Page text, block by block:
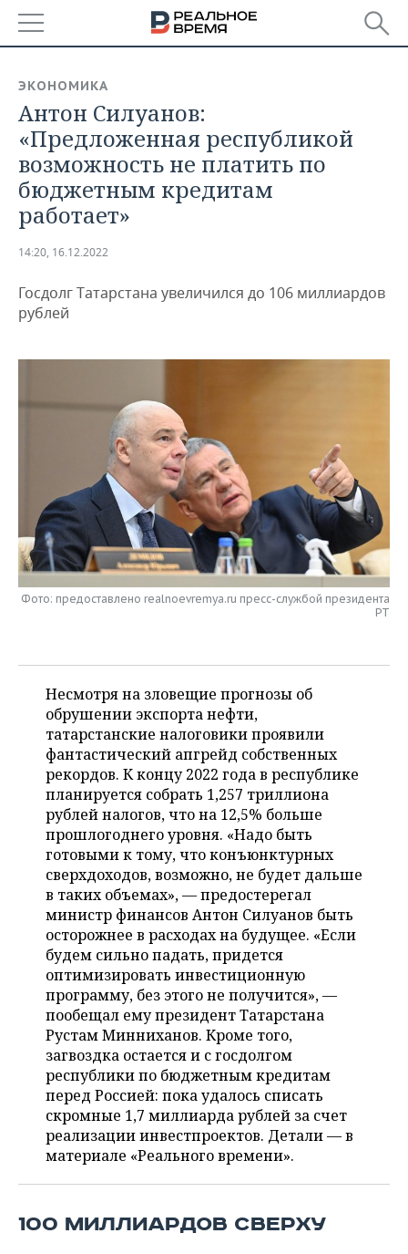
БАШКОРТОСТАН
ТАТАРСТАН
УДМУРТИЯ
НОВОСТИ
АНАЛИТИКА
НОВОСТИ АНАЛИТИКИ
ДЕКЛАРАЦИИ О ДОХОДАХ
ВУЗЫ ТАТАРСТАНА
КОМУ ПРИНАДЛЕЖАТ
ЭКОНОМИКА
НОВОСТИ ЭКОНОМИКИ
БАНКИ
БЮДЖЕТ
ИНВЕСТИЦИИ
ПРОМЫШЛЕННОСТЬ
ПРОМЫШЛЕННОСТИ
НЕФТЕХИМИЯ
ОПК
ЭНЕРГЕТИКА
НОВОСТИ НЕДВИЖИМОСТИ
АВТО
НОВОСТИ АВТО
БИЗНЕС
НОВОСТИ БИЗНЕСА
РОЗНИЧНАЯ ТОРГОВЛЯ
ТРАНСПОРТ
УСЛУГИ
ТЕХНОЛОГИИ
НОВОСТИ ТЕХНОЛОГИЙ
МЕДИА
ТЕЛЕКОММУНИКАЦИИ
МЕРОПРИЯТИЯ
НОВОСТИ МЕРОПРИЯТИЙ
ВЫЕЗДНАЯ РЕДАКЦИЯ
БИЗНЕС-БРАНЧИ
ONLINE-КОНФЕРЕНЦИИ
НОВОСТИ СПОРТА
ФУТБОЛ
ХОККЕЙ
ВОЛЕЙБОЛ
КИБЕРСПОРТ
ФИГУРНОЕ КАТАНИЕ
ВОДНЫЕ ВИДЫ СПОРТА
ХОККЕЙ С МЯЧОМ
ОБЩЕСТВО
НОВОСТИ ОБЩЕСТВА
ВЛАСТЬ
ИСТОРИЯ
КУЛЬТУРА
МЕДИЦИНА
ОБРАЗОВАНИЕ
ПРОИСШЕСТВИЯ
ФОТОГАЛЕРЕЯ
СЮЖЕТЫ
СПИСОК ПЕРСОН
СПИСОК КОМПАНИЙ
ПОЛНАЯ ВЕРСИЯ
ЭКОНОМИКА
Антон Силуанов:
«Предложенная республикой
возможность не платить по
бюджетным кредитам
работает»
14:20, 16.12.2022
Госдолг Татарстана увеличился до 106 миллиардов
рублей
Фото: предоставлено realnoevremya.ru пресс-службой президента
РТ
Несмотря на зловещие прогнозы об
обрушении экспорта нефти,
татарстанские налоговики проявили
фантастический апгрейд собственных
рекордов. К концу 2022 года в республике
планируется собрать 1,257 триллиона
рублей налогов, что на 12,5% больше
прошлогоднего уровня. «Надо быть
готовыми к тому, что конъюнктурных
сверхдоходов, возможно, не будет дальше
в таких объемах», — предостерегал
министр финансов Антон Силуанов быть
осторожнее в расходах на будущее. «Если
будем сильно падать, придется
оптимизировать инвестиционную
программу, без этого не получится», —
пообещал ему президент Татарстана
Рустам Минниханов. Кроме того,
загвоздка остается и с госдолгом
республики по бюджетным кредитам
перед Россией: пока удалось списать
скромные 1,7 миллиарда рублей за счет
реализации инвестпроектов. Детали — в
материале «Реального времени».
100 МИЛЛИАРДОВ СВЕРХУ